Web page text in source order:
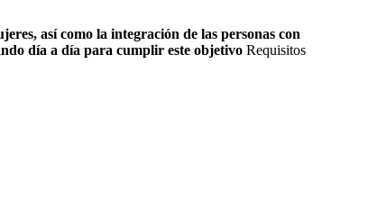
así como la integración de las personas con
día a día para cumplir este objetivo Requisitos